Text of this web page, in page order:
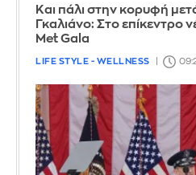
Και πάλι στην κορυφή
Γκαλιάνο: Στο επίκεντρο
Met Gala
LIFE STYLE - WELLNESS